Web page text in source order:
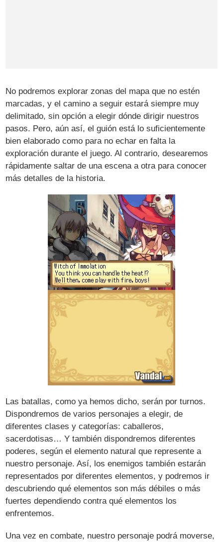
No podremos explorar zonas del mapa que no estén
marcadas, y el camino a seguir estará siempre muy
delimitado, sin opción a elegir dónde dirigir nuestros
pasos. Pero, aún así, el guión está lo suficientemente
bien elaborado como para no echar en falta la
exploración durante el juego. Al contrario, desearemos
rápidamente saltar de una escena a otra para conocer
más detalles de la historia.
Las batallas, como ya hemos dicho, serán por turnos.
Dispondremos de varios personajes a elegir, de
diferentes clases y categorías: caballeros,
sacerdotisas… Y también dispondremos diferentes
poderes, según el elemento natural que represente a
nuestro personaje. Así, los enemigos también estarán
representados por diferentes elementos, y podremos ir
descubriendo qué elementos son más débiles o más
fuertes dependiendo contra qué elementos los
enfrentemos.
Una vez en combate, nuestro personaje podrá moverse,